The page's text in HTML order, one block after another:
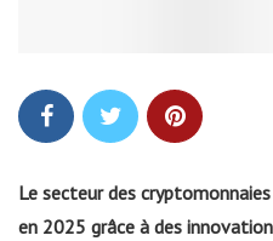
Le secteur des
en 2025 grâce à des